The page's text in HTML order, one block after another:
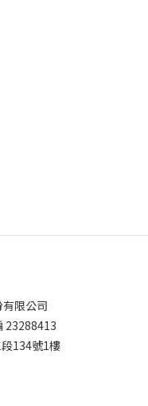
限公司
23288413
134號1樓